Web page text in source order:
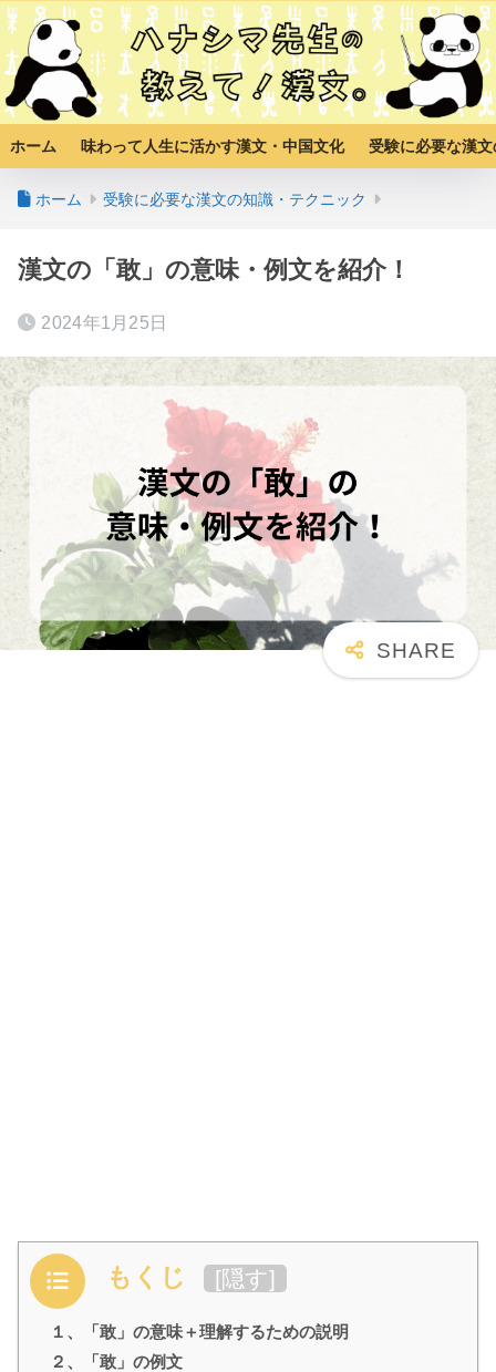
ホーム 味わって人生に活かす漢文・中国文化 受験に必要な漢
ホーム 受験に必要な漢文の知識・テクニック
漢文の「敢」の意味・例文を紹介！
2024年1月25日
もくじ [隠す]
１、「敢」の意味＋理解するための説明
２、「敢」の例文